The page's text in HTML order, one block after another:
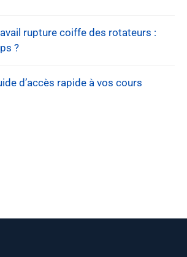
rupture coiffe des rotateurs :
?
d’accès rapide à vos cours